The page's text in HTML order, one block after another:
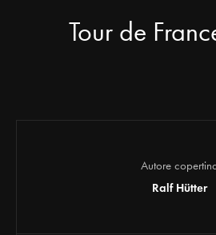
Tour de
Autore
Ralf Hütter